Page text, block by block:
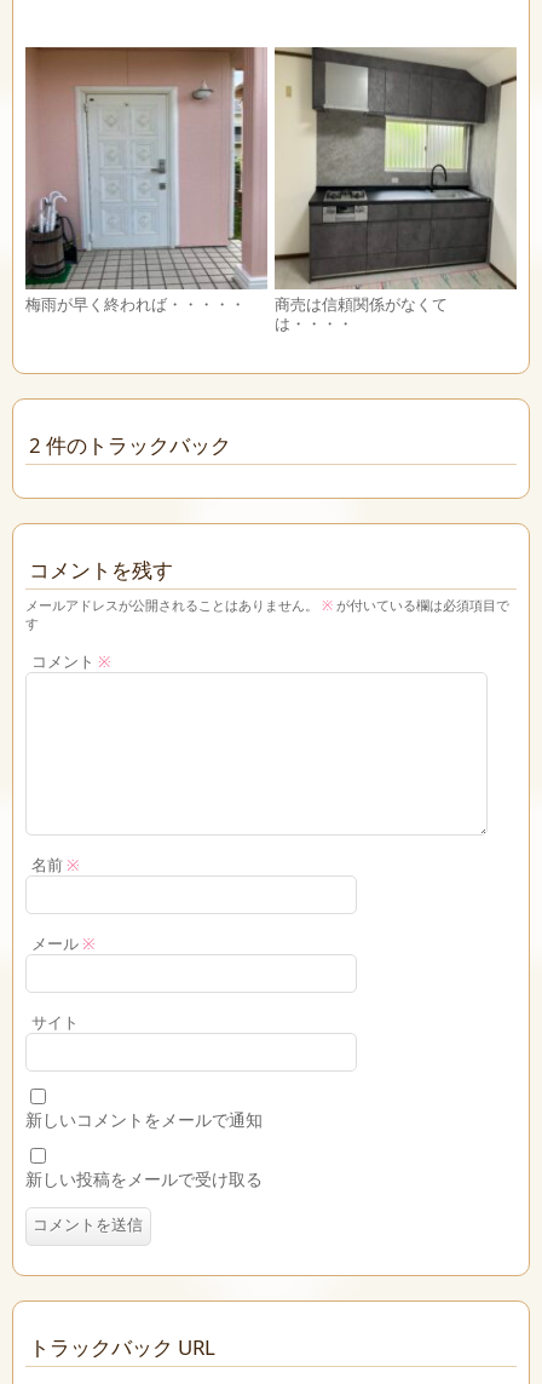
梅雨が早く終われば・・・・・
商売は信頼関係がなくて
は・・・・
2 件のトラックバック
コメントを残す
メールアドレスが公開されることはありません。 ※ が付いている欄は必須項目で
す
コメント ※
名前※
メール※
サイト
新しいコメントをメールで通知
新しい投稿をメールで受け取る
トラックバック URL